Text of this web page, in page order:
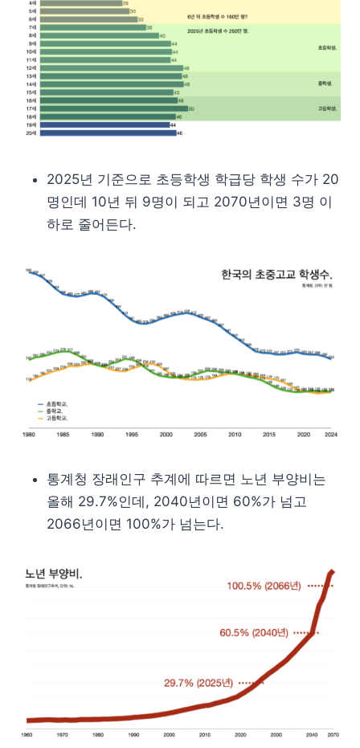
2025년 기준으로 초등학생 학급당 학생 수가 20
명인데 10년 뒤 9명이 되고 2070년이면 3명 이
하로 줄어든다.
통계청 장래인구 추계에 따르면 노년 부양비는
올해 29.7%인데, 2040년이면 60%가 넘고
2066년이면 100%가 넘는다.